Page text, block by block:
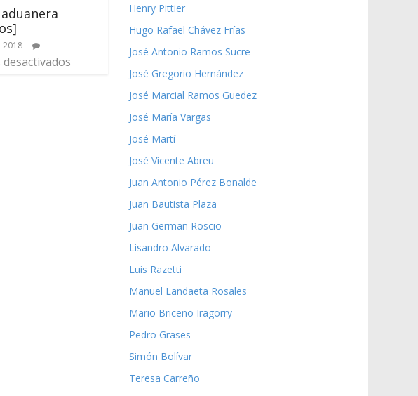
2018
Henry Pittier
Hugo Rafael Chávez Frías
José Antonio Ramos Sucre
José Gregorio Hernández
José Marcial Ramos Guedez
José María Vargas
José Martí
José Vicente Abreu
Juan Antonio Pérez Bonalde
Juan Bautista Plaza
Juan German Roscio
Lisandro Alvarado
Luis Razetti
Manuel Landaeta Rosales
Mario Briceño Iragorry
Pedro Grases
Simón Bolívar
Teresa Carreño